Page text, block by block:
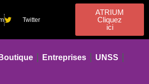
Twitter
ATRIUM
Cliquez
ici
Boutique Entreprises UNSS